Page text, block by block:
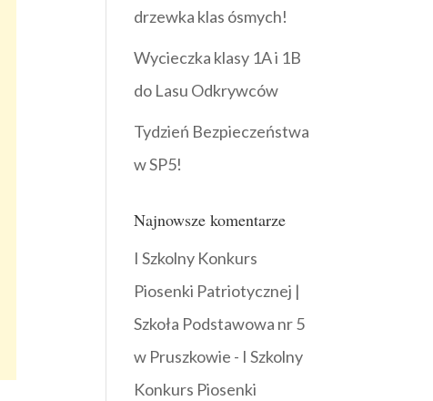
drzewka klas ósmych!
Wycieczka klasy 1A i 1B
do Lasu Odkrywców
Tydzień Bezpieczeństwa
w SP5!
Najnowsze komentarze
I Szkolny Konkurs
Piosenki Patriotycznej |
Szkoła Podstawowa nr 5
w Pruszkowie - I Szkolny
Konkurs Piosenki